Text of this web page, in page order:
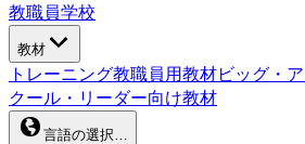
教職員学校
教材
トレーニング教職員用教材ビッグ・
クール・リーダー向け教材
言語の選択…